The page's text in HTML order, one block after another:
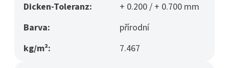
Dicken-Toleranz:
+ 0.200 / + 0.700 mm
Barva:
přírodní
kg/m²:
7.467